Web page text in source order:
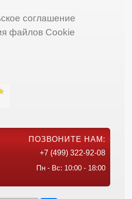
соглашение
файлов Cookie
ПОЗВОНИТЕ НАМ:
+7 (499) 322-92-08
Пн - Вс: 10:00 - 18:00